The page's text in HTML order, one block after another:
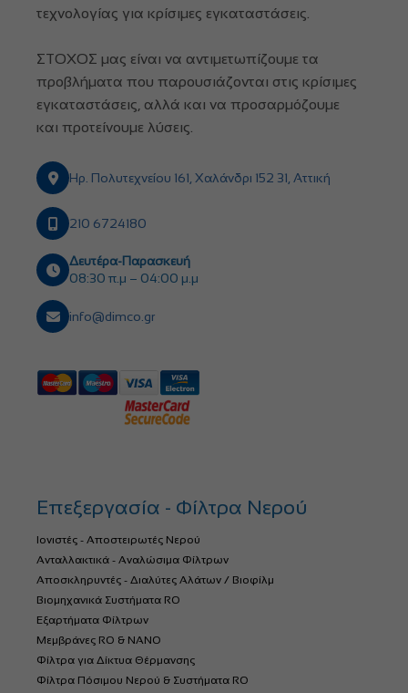
τεχνολογίας για κρίσιμες εγκαταστάσεις.
ΣΤΟΧΟΣ μας είναι να αντιμετωπίζουμε τα
προβλήματα που παρουσιάζονται στις κρίσιμες
εγκαταστάσεις, αλλά και να προσαρμόζουμε
και προτείνουμε λύσεις.
Ηρ. Πολυτεχνείου 161, Χαλάνδρι 152 31, Αττική
210 6724180
Δευτέρα-Παρασκευή
08:30 π.μ – 04:00 μ.μ
info@dimco.gr
Επεξεργασία - Φίλτρα Νερού
Ιονιστές - Αποστειρωτές Νερού
Ανταλλακτικά - Αναλώσιμα Φίλτρων
Αποσκληρυντές - Διαλύτες Αλάτων / Βιοφίλμ
Βιομηχανικά Συστήματα RO
Εξαρτήματα Φίλτρων
Μεμβράνες RO & NANO
Φίλτρα για Δίκτυα Θέρμανσης
Φίλτρα Πόσιμου Νερού & Συστήματα RO